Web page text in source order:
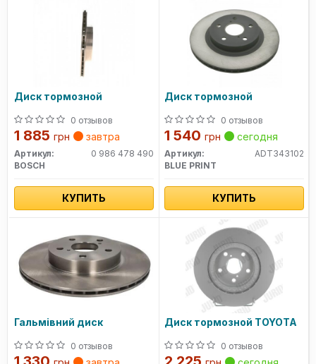
Диск тормозной
0 отзывов
1 885 грн завтра
Артикул:
0 986 478 490
BOSCH
КУПИТЬ
Диск тормозной
0 отзывов
1 540 грн сегодня
Артикул:
ADT343102
BLUE PRINT
КУПИТЬ
Гальмівний диск
0 отзывов
Диск тормозной TOYOTA
0 отзывов